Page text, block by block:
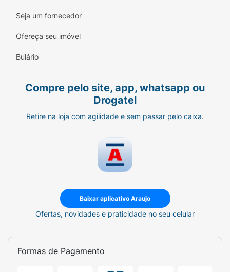
Seja um fornecedor
Ofereça seu imóvel
Bulário
Compre pelo site, app, whatsapp ou
Drogatel
Retire na loja com agilidade e sem passar pelo caixa.
Baixar aplicativo Araujo
Ofertas, novidades e praticidade no seu celular
Formas de Pagamento